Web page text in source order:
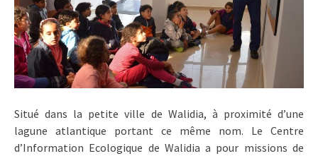
Situé dans la petite ville de Walidia, à proximité d’une
lagune atlantique portant ce même nom. Le Centre
d’Information Ecologique de Walidia a pour missions de